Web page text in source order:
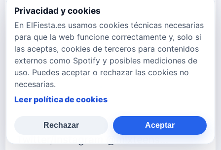
Sandra s&aacute;nchez Entrevista a
Diego Mart&iacute;n para "Dando la
Nota" de su programa MixTeen en
www.radiosvh.info Puedes seguir a
MixTeen en: Su Web
www.radiosvh.info Su Facebook
www.facebook.com/mixteensvh
Privacidad y cookies
En ElFiesta.es usamos cookies técnicas necesarias
para que la web funcione correctamente y, solo si
las aceptas, cookies de terceros para contenidos
externos como Spotify y posibles mediciones de
uso. Puedes aceptar o rechazar las cookies no
necesarias.
Leer política de cookies
Rechazar Aceptar